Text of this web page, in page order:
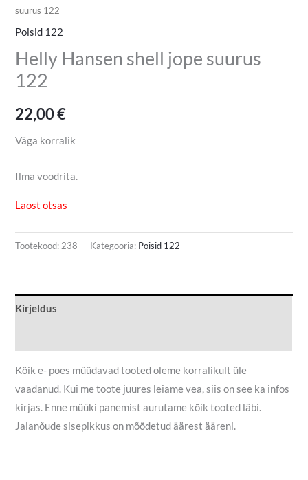
suurus 122
Poisid 122
Helly Hansen shell jope suurus
122
22,00€
Väga korralik
Ilma voodrita.
Laost otsas
Tootekood: 238 Kategooria: Poisid 122
Kirjeldus
Kõik e- poes müüdavad tooted oleme korralikult üle
vaadanud. Kui me toote juures leiame vea, siis on see ka infos
kirjas. Enne müüki panemist aurutame kõik tooted läbi.
Jalanõude sisepikkus on mõõdetud äärest ääreni.